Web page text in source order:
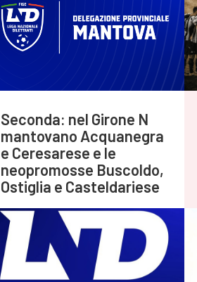
Seconda: nel Girone N
mantovano Acquanegra
e Ceresarese e le
neopromosse Buscoldo,
Ostiglia e Casteldariese
Agosto 06,2026